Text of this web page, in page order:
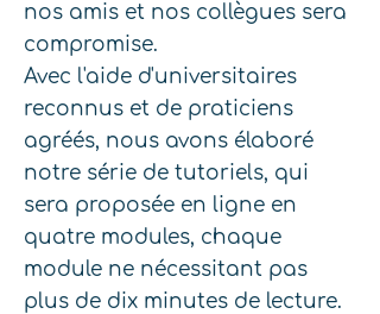
nos amis et nos collègues sera
compromise.
Avec l'aide d'universitaires
reconnus et de praticiens
agréés, nous avons élaboré
notre série de tutoriels, qui
sera proposée en ligne en
quatre modules, chaque
module ne nécessitant pas
plus de dix minutes de lecture.